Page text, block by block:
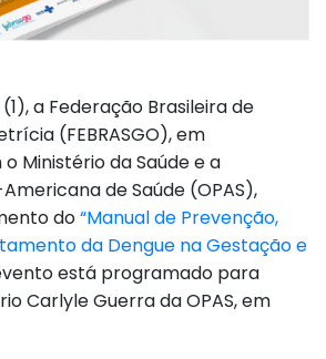
a Federação Brasileira de
(FEBRASGO), em
Ministério da Saúde e a
de Saúde (OPAS),
do“Manual de Prevenção,
da Dengue na Gestação e
está programado para
Carlyle Guerra da OPAS, em